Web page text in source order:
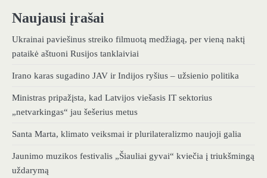
Naujausi įrašai
Ukrainai paviešinus streiko filmuotą medžiagą, per vieną naktį
pataikė aštuoni Rusijos tanklaiviai
Irano karas sugadino JAV ir Indijos ryšius – užsienio politika
Ministras pripažįsta, kad Latvijos viešasis IT sektorius
„netvarkingas“ jau šešerius metus
Santa Marta, klimato veiksmai ir plurilateralizmo naujoji galia
Jaunimo muzikos festivalis „Šiauliai gyvai“ kviečia į triukšmingą
uždarymą